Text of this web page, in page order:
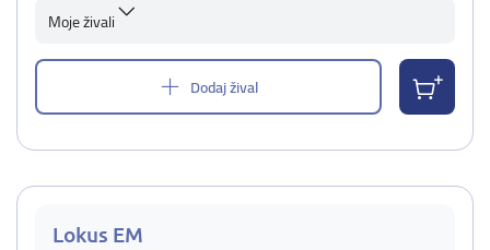
Moje živali
Dodaj žival
Lokus EM